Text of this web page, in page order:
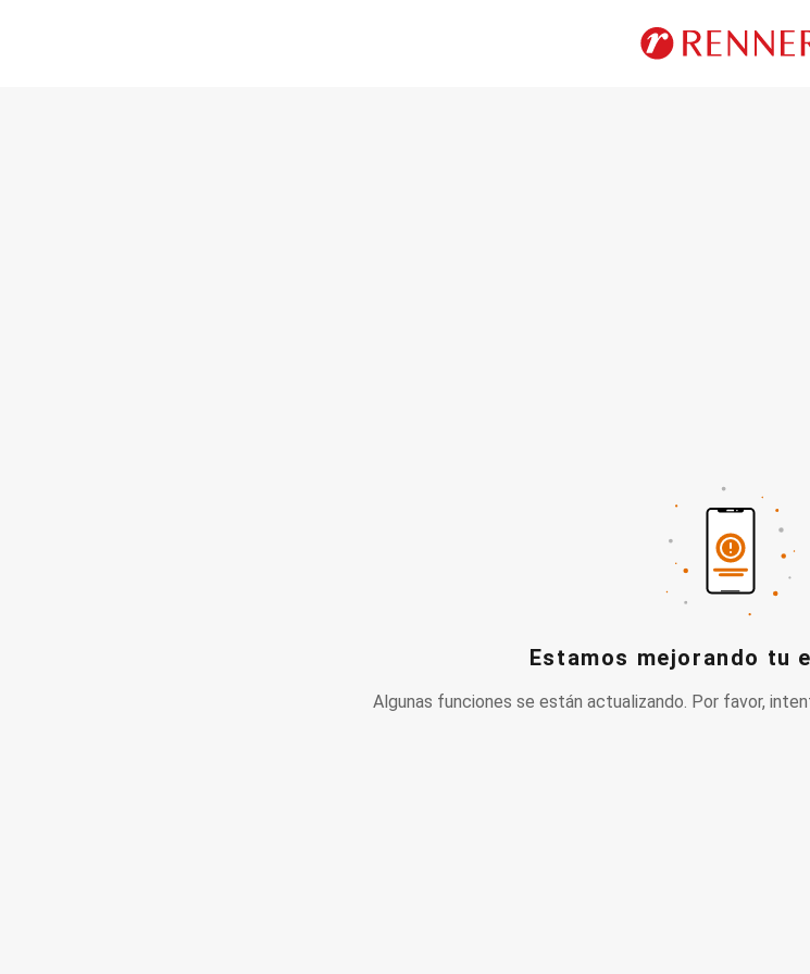
Estamos mejorando tu
Algunas funciones se están actualizando. Por favor,